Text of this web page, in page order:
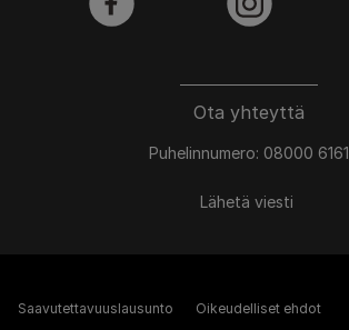
Ota yhteyttä
Puhelinnumero: 08000 6161
Lähetä viesti
facebook instagram
Saavutettavuuslausunto Oikeudelliset ehdot